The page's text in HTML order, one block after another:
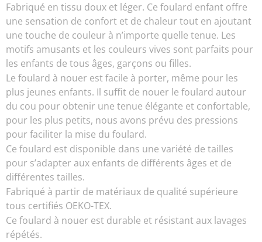
Fabriqué en tissu doux et léger. Ce foulard enfant offre
une sensation de confort et de chaleur tout en ajoutant
une touche de couleur à n’importe quelle tenue. Les
motifs amusants et les couleurs vives sont parfaits pour
les enfants de tous âges, garçons ou filles.
Le foulard à nouer est facile à porter, même pour les
plus jeunes enfants. Il suffit de nouer le foulard autour
du cou pour obtenir une tenue élégante et confortable,
pour les plus petits, nous avons prévu des pressions
pour faciliter la mise du foulard.
Ce foulard est disponible dans une variété de tailles
pour s’adapter aux enfants de différents âges et de
différentes tailles.
Fabriqué à partir de matériaux de qualité supérieure
tous certifiés OEKO-TEX.
Ce foulard à nouer est durable et résistant aux lavages
répétés.